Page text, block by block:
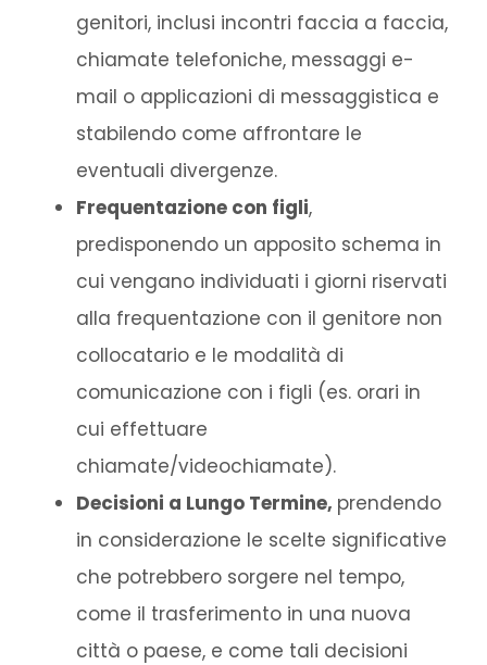
genitori, inclusi incontri faccia a faccia,
chiamate telefoniche, messaggi e-
mail o applicazioni di messaggistica e
stabilendo come affrontare le
eventuali divergenze.
Frequentazione con figli,
predisponendo un apposito schema in
cui vengano individuati i giorni riservati
alla frequentazione con il genitore non
collocatario e le modalità di
comunicazione con i figli (es. orari in
cui effettuare
chiamate/videochiamate).
Decisioni a Lungo Termine, prendendo
in considerazione le scelte significative
che potrebbero sorgere nel tempo,
come il trasferimento in una nuova
città o paese, e come tali decisioni